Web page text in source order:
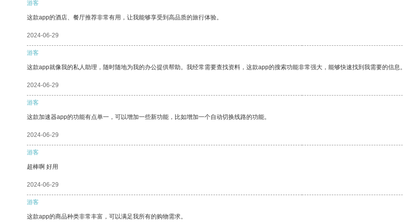
游客
这款app的酒店、餐厅推荐非常有用，让我能够享受到高品质的旅行体验。
2024-06-29
游客
这款app就像我的私人助理，随时随地为我的办公提供帮助。我经常需要查找资料，这款app的搜索功能非常强大，能够快速找到我需要的信息。
2024-06-29
游客
这款加速器app的功能有点单一，可以增加一些新功能，比如增加一个自动切换线路的功能。
2024-06-29
游客
超棒啊 好用
2024-06-29
游客
这款app的商品种类非常丰富，可以满足我所有的购物需求。